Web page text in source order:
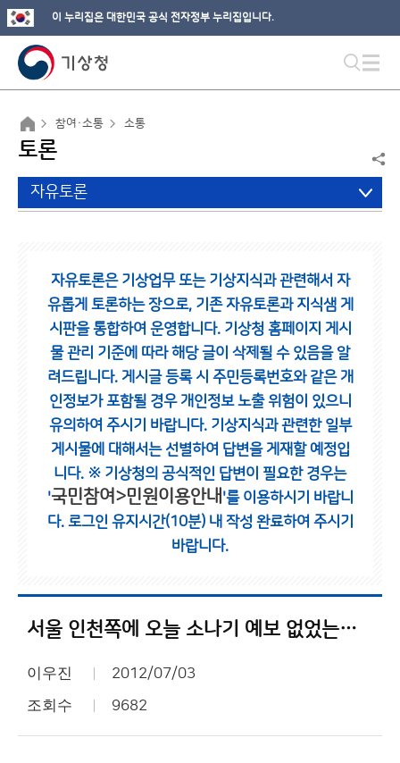
이 누리집은 대한민국 공식 전자정부 누리집입니다.
참여·소통 소통
토론
자유토론
자유토론은 기상업무 또는 기상지식과 관련해서 자
유롭게 토론하는 장으로, 기존 자유토론과 지식샘 게
시판을 통합하여 운영합니다. 기상청 홈페이지 게시
물 관리 기준에 따라 해당 글이 삭제될 수 있음을 알
려드립니다. 게시글 등록 시 주민등록번호와 같은 개
인정보가 포함될 경우 개인정보 노출 위험이 있으니
유의하여 주시기 바랍니다. 기상지식과 관련한 일부
게시물에 대해서는 선별하여 답변을 게재할 예정입
니다. ※ 기상청의 공식적인 답변이 필요한 경우는
'국민참여>민원이용안내 '를 이용하시기 바랍니
다. 로그인 유지시간(10분) 내 작성 완료하여 주시기
바랍니다.
서울 인천쪽에 오늘 소나기 예보 없었는데???? 오보
이우진 2012/07/03
조회수 9682